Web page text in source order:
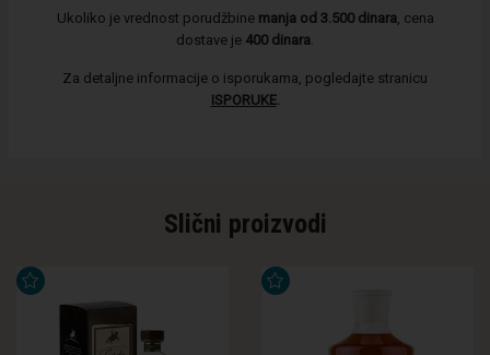
Ukoliko je vrednost porudžbine manja od 3.500 dinara, cena
dostave je 400 dinara
Za detaljne informacije o isporukama, pogledajte stranicu
ISPORUKE.
Slični proizvodi